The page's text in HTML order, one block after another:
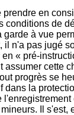
en
de
à vue
n'a pas jugé
« pré-
progrès se
la
Il